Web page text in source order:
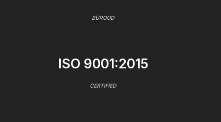
BÜROOD
ISO 9001:2015
CERTIFIED